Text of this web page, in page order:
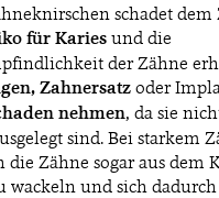
schadet dem
für Karies und die
der Zähne
Zahnersatzoder
nehmen, da sie
sind. Bei starkem
die Zähne sogar aus dem
wackeln und sich